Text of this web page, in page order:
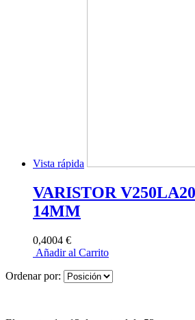
Vista rápida
VARISTOR
14MM
0,4004 €
Añadir al Carrito
Ordenar por: